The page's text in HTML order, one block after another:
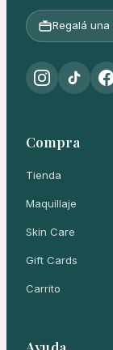
Regalá una
Compra
Tienda
Maquillaje
Skin Care
Gift Cards
Carrito